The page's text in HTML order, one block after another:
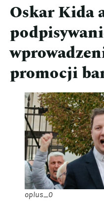
Oskar Kida
promocji
oplus_0